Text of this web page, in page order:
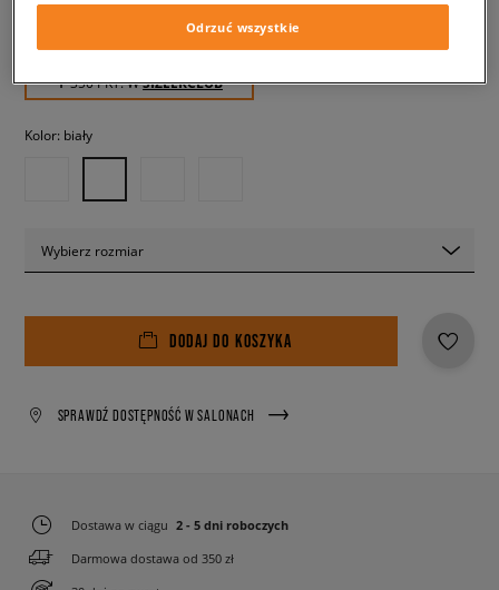
(Cena początkowa)
✛ 350 PKT. WSIZEERCLUB
Kolor: biały
Wybierz rozmiar
DODAJ DO KOSZYKA
SPRAWDŹ DOSTĘPNOŚĆ W SALONACH
Dostawa w ciągu 2 - 5 dni roboczych
Darmowa dostawa od 350 zł
Odrzuć wszystkie